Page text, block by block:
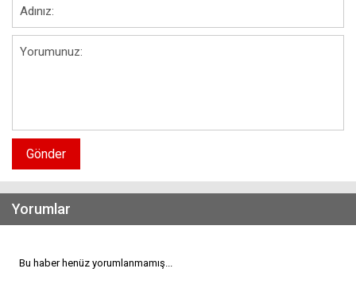
Gönder
Yorumlar
Bu haber henüz yorumlanmamış...